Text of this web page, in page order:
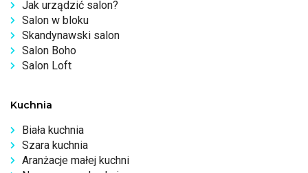
Jak urządzić salon?
Salon w bloku
Skandynawski salon
Salon Boho
Salon Loft
Kuchnia
Biała kuchnia
Szara kuchnia
Aranżacje małej kuchni